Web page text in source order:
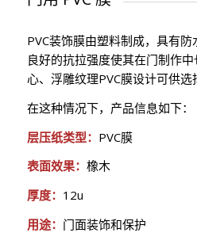
PVC装饰膜由塑料制成，具有防
良好的抗拉强度使其在门制作
心、浮雕纹理PVC膜设计可供选
在这种情况下，产品信息如下：
层压纸类型： PVC膜
表面效果： 橡木
厚度： 12u
用途： 门面装饰和保护